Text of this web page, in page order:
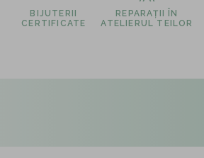
BIJUTERII
CERTIFICATE
REPARAȚII ÎN
ATELIERUL TEILOR